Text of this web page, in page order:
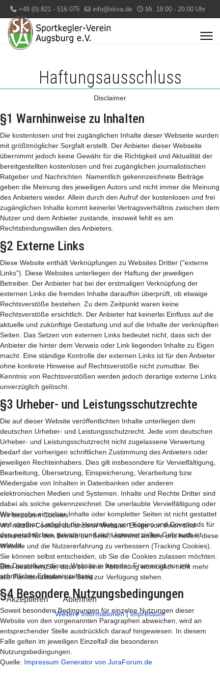
+49 (0) 821 - 516 075 info@skva.de Mi. 18:00 - 20:00 Uhr
Haftungsausschluss
Disclaimer
§1 Warnhinweise zu Inhalten
Die kostenlosen und frei zugänglichen Inhalte dieser Webseite wurden
mit größtmöglicher Sorgfalt erstellt. Der Anbieter dieser Webseite
übernimmt jedoch keine Gewähr für die Richtigkeit und Aktualität der
bereitgestellten kostenlosen und frei zugänglichen journalistischen
Ratgeber und Nachrichten. Namentlich gekennzeichnete Beiträge
geben die Meinung des jeweiligen Autors und nicht immer die Meinung
des Anbieters wieder. Allein durch den Aufruf der kostenlosen und frei
zugänglichen Inhalte kommt keinerlei Vertragsverhältnis zwischen dem
Nutzer und dem Anbieter zustande, insoweit fehlt es am
Rechtsbindungswillen des Anbieters.
§2 Externe Links
Diese Website enthält Verknüpfungen zu Websites Dritter ("externe
Links"). Diese Websites unterliegen der Haftung der jeweiligen
Betreiber. Der Anbieter hat bei der erstmaligen Verknüpfung der
externen Links die fremden Inhalte daraufhin überprüft, ob etwaige
Rechtsverstöße bestehen. Zu dem Zeitpunkt waren keine
Rechtsverstöße ersichtlich. Der Anbieter hat keinerlei Einfluss auf die
aktuelle und zukünftige Gestaltung und auf die Inhalte der verknüpften
Seiten. Das Setzen von externen Links bedeutet nicht, dass sich der
Anbieter die hinter dem Verweis oder Link liegenden Inhalte zu Eigen
macht. Eine ständige Kontrolle der externen Links ist für den Anbieter
ohne konkrete Hinweise auf Rechtsverstöße nicht zumutbar. Bei
Kenntnis von Rechtsverstößen werden jedoch derartige externe Links
unverzüglich gelöscht.
§3 Urheber- und Leistungsschutzrechte
Die auf dieser Website veröffentlichten Inhalte unterliegen dem
deutschen Urheber- und Leistungsschutzrecht. Jede vom deutschen
Urheber- und Leistungsschutzrecht nicht zugelassene Verwertung
bedarf der vorherigen schriftlichen Zustimmung des Anbieters oder
jeweiligen Rechteinhabers. Dies gilt insbesondere für Vervielfältigung,
Bearbeitung, Übersetzung, Einspeicherung, Verarbeitung bzw.
Wiedergabe von Inhalten in Datenbanken oder anderen
elektronischen Medien und Systemen. Inhalte und Rechte Dritter sind
dabei als solche gekennzeichnet. Die unerlaubte Vervielfältigung oder
Weitergabe einzelner Inhalte oder kompletter Seiten ist nicht gestattet
und strafbar. Lediglich die Herstellung von Kopien und Downloads für
den persönlichen, privaten und nicht kommerziellen Gebrauch ist
erlaubt.
Die Darstellung dieser Website in fremden Frames ist nur mit
schriftlicher Erlaubnis zulässig.
§4 Besondere Nutzungsbedingungen
Soweit besondere Bedingungen für einzelne Nutzungen dieser
Website von den vorgenannten Paragraphen abweichen, wird an
entsprechender Stelle ausdrücklich darauf hingewiesen. In diesem
Falle gelten im jeweiligen Einzelfall die besonderen
Nutzungsbedingungen.
Quelle: Impressum Generator von JuraForum.de
Wir benutzen Cookies
Wir nutzen Cookies auf unserer Website. Einige von ihnen sind
essenziell für den Betrieb der Seite, während andere uns helfen, diese
Website und die Nutzererfahrung zu verbessern (Tracking Cookies).
Sie können selbst entscheiden, ob Sie die Cookies zulassen möchten.
Bitte beachten Sie, dass bei einer Ablehnung womöglich nicht mehr
alle Funktionalitäten der Seite zur Verfügung stehen.
Akzeptieren Ablehnen
Weitere Informationen|Impressum